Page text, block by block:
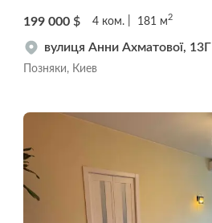
199 000 $ 4 ком. 181 м2
вулиця Анни Ахматової, 13Г
Позняки, Киев